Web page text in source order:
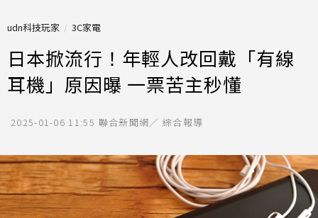
udn科技玩家 3C家電
日本掀流行！年輕人改回戴「有線
耳機」原因曝 一票苦主秒懂
2025-01-06 11:55 聯合新聞網／ 綜合報導